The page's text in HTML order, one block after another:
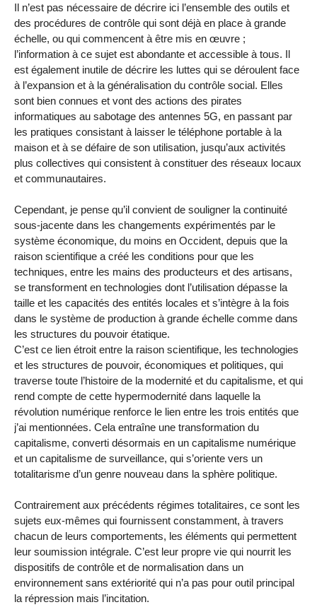
Il n’est pas nécessaire de décrire ici l’ensemble des outils et
des procédures de contrôle qui sont déjà en place à grande
échelle, ou qui commencent à être mis en œuvre ;
l’information à ce sujet est abondante et accessible à tous. Il
est également inutile de décrire les luttes qui se déroulent face
à l’expansion et à la généralisation du contrôle social. Elles
sont bien connues et vont des actions des pirates
informatiques au sabotage des antennes 5G, en passant par
les pratiques consistant à laisser le téléphone portable à la
maison et à se défaire de son utilisation, jusqu’aux activités
plus collectives qui consistent à constituer des réseaux locaux
et communautaires.
Cependant, je pense qu’il convient de souligner la continuité
sous-jacente dans les changements expérimentés par le
système économique, du moins en Occident, depuis que la
raison scientifique a créé les conditions pour que les
techniques, entre les mains des producteurs et des artisans,
se transforment en technologies dont l’utilisation dépasse la
taille et les capacités des entités locales et s’intègre à la fois
dans le système de production à grande échelle comme dans
les structures du pouvoir étatique.
C’est ce lien étroit entre la raison scientifique, les technologies
et les structures de pouvoir, économiques et politiques, qui
traverse toute l’histoire de la modernité et du capitalisme, et qui
rend compte de cette hypermodernité dans laquelle la
révolution numérique renforce le lien entre les trois entités que
j’ai mentionnées. Cela entraîne une transformation du
capitalisme, converti désormais en un capitalisme numérique
et un capitalisme de surveillance, qui s’oriente vers un
totalitarisme d’un genre nouveau dans la sphère politique.
Contrairement aux précédents régimes totalitaires, ce sont les
sujets eux-mêmes qui fournissent constamment, à travers
chacun de leurs comportements, les éléments qui permettent
leur soumission intégrale. C’est leur propre vie qui nourrit les
dispositifs de contrôle et de normalisation dans un
environnement sans extériorité qui n’a pas pour outil principal
la répression mais l’incitation.